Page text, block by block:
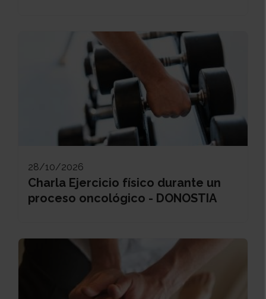
28/10/2026
Charla Ejercicio físico durante un
proceso oncológico - DONOSTIA